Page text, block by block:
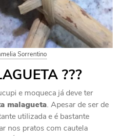
Sorrentino
???
e moqueca já deve ter
malagueta. Apesar de ser de
utilizada e é bastante
nos pratos com cautela